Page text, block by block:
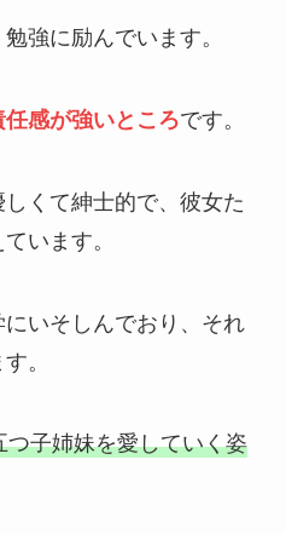
強に励んでいます。
感が強いところです。
くて紳士的で、彼女た
います。
いそしんでおり、それ
。
子姉妹を愛していく姿